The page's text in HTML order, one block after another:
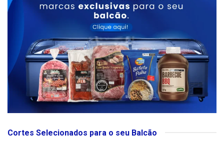
Cortes Selecionados para o seu Balcão